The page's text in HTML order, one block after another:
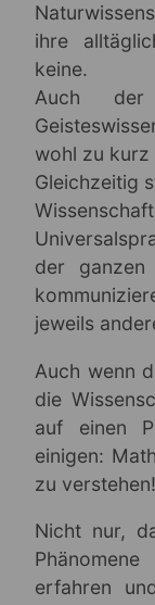
ihre
keine.
Auch
wohl zu
Gleichzeitig
der ganzen
jeweils
Auch wenn
die
auf einen
einigen:
zu verstehen!
Nicht nur,
erfahren